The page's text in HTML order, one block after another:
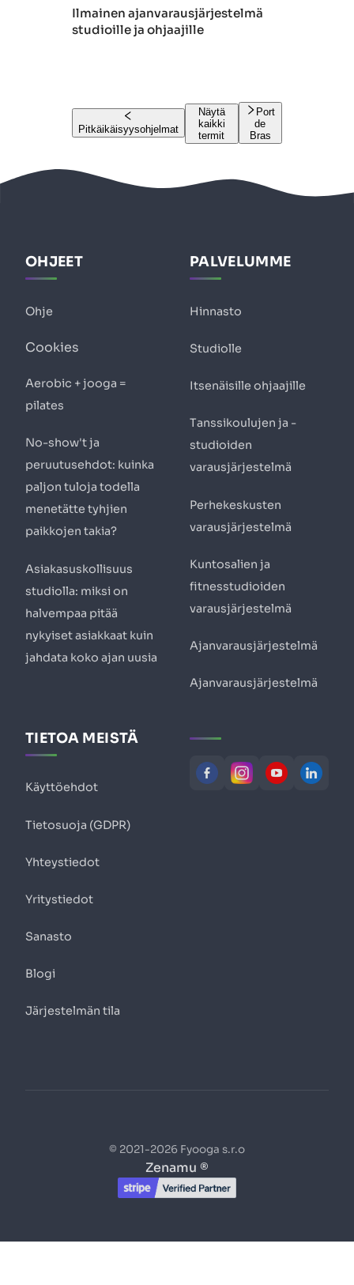
Ilmainen ajanvarausjärjestelmä
studioille ja ohjaajille
Pitkäikäisyysohjelmat
Näytä
kaikki
termit
Port
de
Bras
OHJEET
Ohje
Cookies
Aerobic + jooga =
pilates
No-show't ja
peruutusehdot: kuinka
paljon tuloja todella
menetätte tyhjien
paikkojen takia?
Asiakasuskollisuus
studiolla: miksi on
halvempaa pitää
nykyiset asiakkaat kuin
jahdata koko ajan uusia
PALVELUMME
Hinnasto
Studiolle
Itsenäisille ohjaajille
Tanssikoulujen ja -
studioiden
varausjärjestelmä
Perhekeskusten
varausjärjestelmä
Kuntosalien ja
fitnesstudioiden
varausjärjestelmä
Ajanvarausjärjestelmä
Ajanvarausjärjestelmä
TIETOA MEISTÄ
Käyttöehdot
Tietosuoja (GDPR)
Yhteystiedot
Yritystiedot
Sanasto
Blogi
Järjestelmän tila
© 2021-2026 Fyooga s.r.o
Zenamu ®